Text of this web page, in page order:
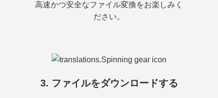
高速かつ安全なファイル変換をお楽しみく
ださい。
3. ファイルをダウンロードする